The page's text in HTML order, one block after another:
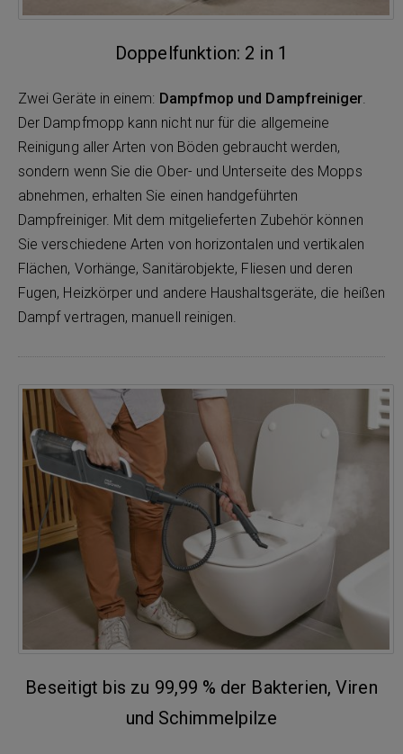
Doppelfunktion: 2 in 1
Zwei Geräte in einem: Dampfmop und Dampfreiniger.
Der Dampfmopp kann nicht nur für die allgemeine
Reinigung aller Arten von Böden gebraucht werden,
sondern wenn Sie die Ober- und Unterseite des Mopps
abnehmen, erhalten Sie einen handgeführten
Dampfreiniger. Mit dem mitgelieferten Zubehör können
Sie verschiedene Arten von horizontalen und vertikalen
Flächen, Vorhänge, Sanitärobjekte, Fliesen und deren
Fugen, Heizkörper und andere Haushaltsgeräte, die heißen
Dampf vertragen, manuell reinigen.
Beseitigt bis zu 99,99 % der Bakterien, Viren
und Schimmelpilze